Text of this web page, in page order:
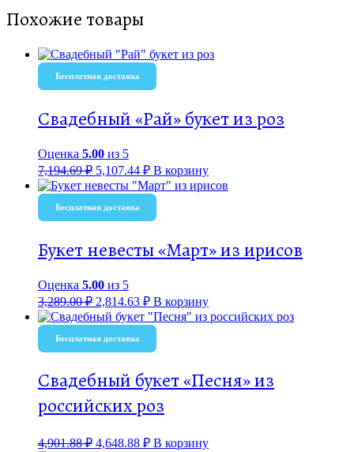
Похожие товары
Бесплатная доставка
Свадебный «Рай» букет из роз
Оценка 5.00 из 5
7,194.69₽ 5,107.44 ₽ В корзину
Бесплатная доставка
Букет невесты «Март» из ирисов
Оценка 5.00 из 5
3,289.00₽ 2,814.63 ₽ В корзину
Бесплатная доставка
Свадебный букет «Песня» из
российских роз
4,901.88₽ 4,648.88 ₽ В корзину